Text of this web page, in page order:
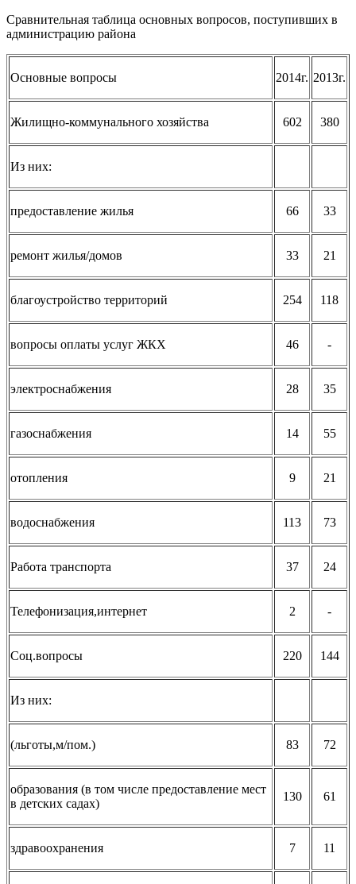
Сравнительная таблица основных вопросов, поступивших в
администрацию района
Основные вопросы 2014г. 2013г.
Жилищно-коммунального хозяйства 602 380
Из них:
предоставление жилья 66 33
ремонт жилья/домов 33 21
благоустройство территорий 254 118
вопросы оплаты услуг ЖКХ 46 -
электроснабжения 28 35
газоснабжения 14 55
отопления 9 21
водоснабжения 113 73
Работа транспорта 37 24
Телефонизация,интернет 2 -
Соц.вопросы 220 144
Из них:
(льготы,м/пом.) 83 72
образования (в том числе предоставление мест
в детских садах)
130 61
здравоохранения 7 11